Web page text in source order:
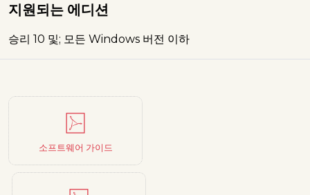
지원되는 에디션
승리 10 및; 모든 Windows 버전 이하
소프트웨어 가이드